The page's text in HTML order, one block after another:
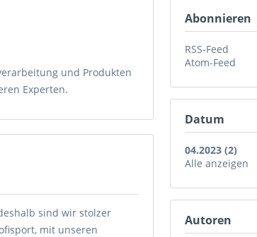
Abonnieren
RSS-Feed
Atom-Feed
Datum
04.2023 (2)
Alle anzeigen
Autoren
und Produkten
Experten.
sind wir stolzer
mit unseren